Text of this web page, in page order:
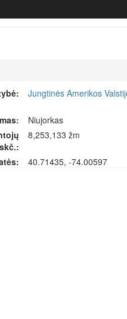
Jungtinės Amerikos
Niujorkas
skč.:
8,253,133 žm
40.71435, -74.00597